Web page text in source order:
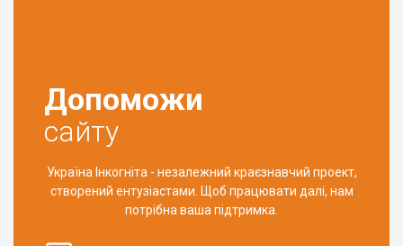
Допоможи
сайту
Україна Інкогніта - незалежний краєзнавчий проект,
створений ентузіастами. Щоб працювати далі, нам
потрібна ваша підтримка.